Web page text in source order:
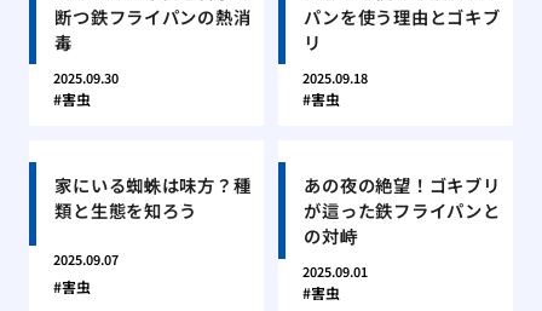
断つ鉄フライパンの熱消
毒
2025.09.30
害虫
パンを使う理由とゴキブ
リ
2025.09.18
害虫
家にいる蜘蛛は味方？種
類と生態を知ろう
2025.09.07
害虫
あの夜の絶望！ゴキブリ
が這った鉄フライパンと
の対峙
2025.09.01
害虫